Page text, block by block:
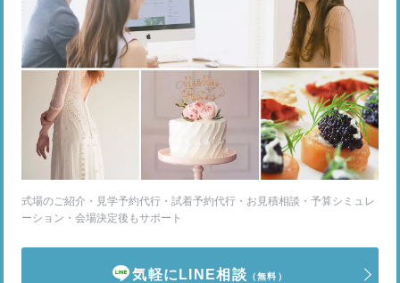
式場のご紹介・見学予約代行・試着予約代行・お見積相談・予算シミュレ
ーション・会場決定後もサポート
気軽にLINE相談 （無料）